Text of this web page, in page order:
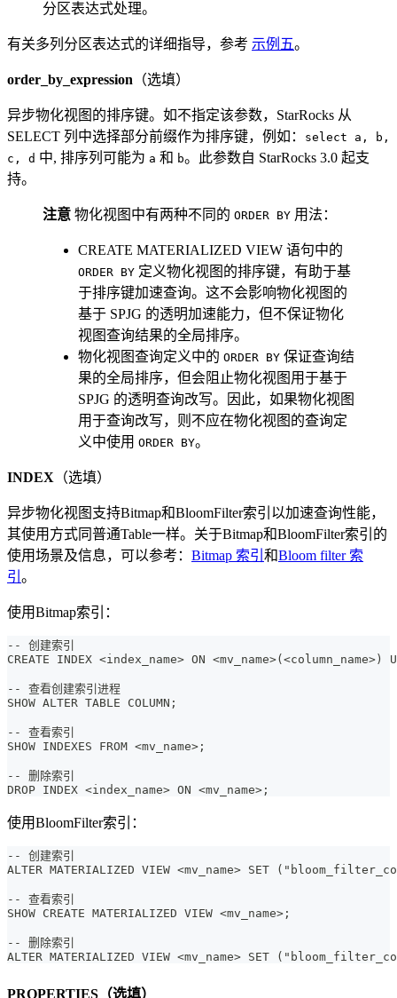
分区表达式处理。
有关多列分区表达式的详细指导，参考 示例五。
order_by_expression （选填）
异步物化视图的排序键。如不指定该参数，StarRocks 从
SELECT 列中选择部分前缀作为排序键，例如：
select a, b,
c, d 中, 排序列可能为 a 和 b。此参数自 StarRocks 3.0 起支
持。
注意 物化视图中有两种不同的 ORDER BY 用法：
CREATE MATERIALIZED VIEW 语句中的
ORDER BY 定义物化视图的排序键，有助于基
于排序键加速查询。这不会影响物化视图的
基于 SPJG 的透明加速能力，但不保证物化
视图查询结果的全局排序。
物化视图查询定义中的 ORDER BY 保证查询结
果的全局排序，但会阻止物化视图用于基于
SPJG 的透明查询改写。因此，如果物化视图
用于查询改写，则不应在物化视图的查询定
义中使用 ORDER BY。
INDEX （选填）
异步物化视图支持Bitmap和BloomFilter索引以加速查询性能，
其使用方式同普通Table一样。关于Bitmap和BloomFilter索引的
使用场景及信息，可以参考： Bitmap 索引 和Bloom filter 索
引 。
使用Bitmap索引：
-- 创建索引
CREATE INDEX <index_name> ON <mv_name>(<column_name>)
-- 查看创建索引进程
SHOW ALTER TABLE COLUMN;
-- 查看索引
SHOW INDEXES FROM <mv_name>;
-- 删除索引
DROP INDEX <index_name> ON <mv_name>;
使用BloomFilter索引：
-- 创建索引
ALTER MATERIALIZED VIEW <mv_name> SET
-- 查看索引
SHOW CREATE MATERIALIZED VIEW <mv_name>;
-- 删除索引
ALTER MATERIALIZED VIEW <mv_name> SET
PROPERTIES（选填）